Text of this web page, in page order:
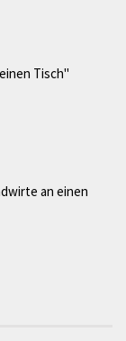
Tisch"
an einen